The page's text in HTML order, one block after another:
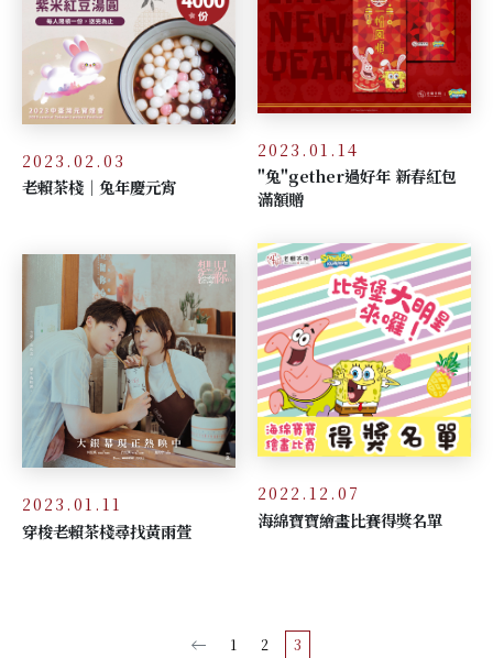
2023.02.03
老賴茶棧｜兔年慶元宵
2023.01.14
"兔"gether過好年 新春紅包
滿額贈
2023.01.11
穿梭老賴茶棧尋找黃雨萱
2022.12.07
海綿寶寶繪畫比賽得獎名單
1 2 3